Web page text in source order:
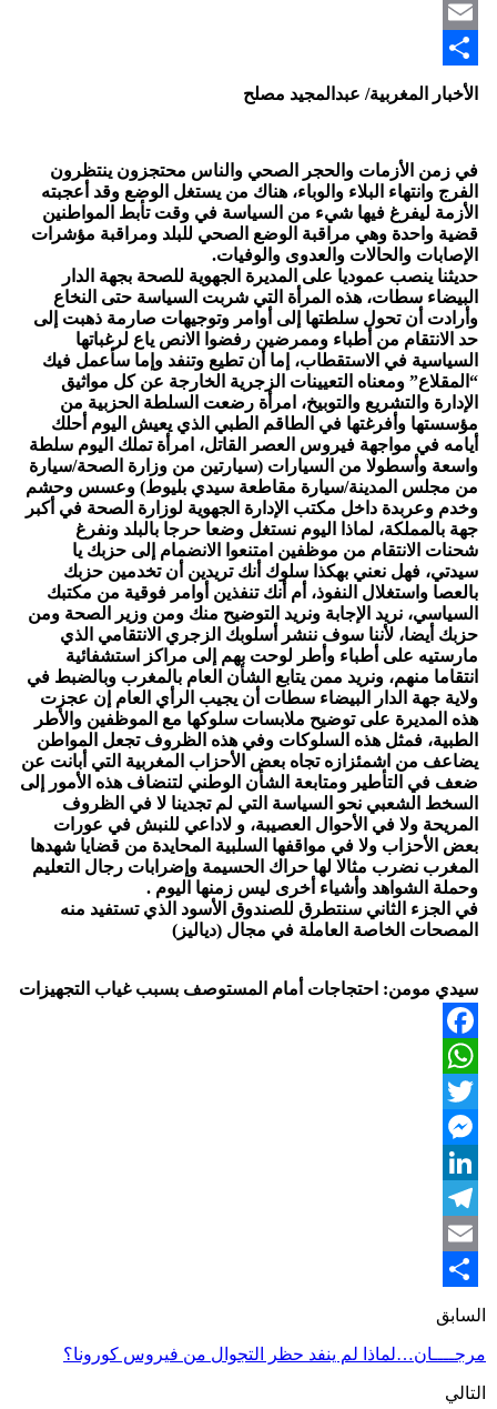
Telegram
Email
Share
الأخبار المغربية/ عبدالمجيد مصلح
في زمن الأزمات والحجر الصحي والناس محتجزون ينتظرون
الفرج وانتهاء البلاء والوباء، هناك من يستغل الوضع وقد أعجبته
الأزمة ليفرغ فيها شيء من السياسة في وقت تأبط المواطنين
قضية واحدة وهي مراقبة الوضع الصحي للبلد ومراقبة مؤشرات
الإصابات والحالات والعدوى والوفيات.
حديثنا ينصب عموديا على المديرة الجهوية للصحة بجهة الدار
البيضاء سطات، هذه المرأة التي شربت السياسة حتى النخاع
وأرادت أن تحول سلطتها إلى أوامر وتوجيهات صارمة ذهبت إلى
حد الانتقام من أطباء وممرضين رفضوا الانص ياع لرغباتها
السياسية في الاستقطاب، إما أن تطيع وتنفد وإما سأعمل فيك
“المقلاع” ومعناه التعيينات الزجرية الخارجة عن كل مواثيق
الإدارة والتشريع والتوبيخ، امرأة رضعت السلطة الحزبية من
مؤسستها وأفرغتها في الطاقم الطبي الذي يعيش اليوم أحلك
أيامه في مواجهة فيروس العصر القاتل، امرأة تملك اليوم سلطة
واسعة وأسطولا من السيارات (سيارتين من وزارة الصحة/سيارة
من مجلس المدينة/سيارة مقاطعة سيدي بليوط) وعسس وحشم
وخدم وعربدة داخل مكتب الإدارة الجهوية لوزارة الصحة في أكبر
جهة بالمملكة، لماذا اليوم نستغل وضعا حرجا بالبلد ونفرغ
شحنات الانتقام من موظفين امتنعوا الانضمام إلى حزبك يا
سيدتي، فهل نعني بهكذا سلوك أنك تريدين أن تخدمين حزبك
بالعصا واستغلال النفوذ، أم أنك تنفذين أوامر فوقية من مكتبك
السياسي، نريد الإجابة ونريد التوضيح منك ومن وزير الصحة ومن
حزبك أيضا، لأننا سوف ننشر أسلوبك الزجري الانتقامي الذي
مارستيه على أطباء وأطر لوحت بهم إلى مراكز استشفائية
انتقاما منهم، ونريد ممن يتابع الشأن العام بالمغرب وبالضبط في
ولاية جهة الدار البيضاء سطات أن يجيب الرأي العام إن عجزت
هذه المديرة على توضيح ملابسات سلوكها مع الموظفين والأطر
الطبية، فمثل هذه السلوكات وفي هذه الظروف تجعل المواطن
يضاعف من اشمئزازه تجاه بعض الأحزاب المغربية التي أبانت عن
ضعف في التأطير ومتابعة الشأن الوطني لتنضاف هذه الأمور إلى
السخط الشعبي نحو السياسة التي لم تجدينا لا في الظروف
المريحة ولا في الأحوال العصيبة، و لاداعي للنبش في عورات
بعض الأحزاب ولا في مواقفها السلبية المحايدة من قضايا شهدها
المغرب نضرب مثالا لها حراك الحسيمة وإضرابات رجال التعليم
وحملة الشواهد وأشياء أخرى ليس زمنها اليوم .
في الجزء الثاني سنتطرق للصندوق الأسود الذي تستفيد منه
المصحات الخاصة العاملة في مجال (دياليز)
سيدي مومن: احتجاجات أمام المستوصف بسبب غياب التجهيزات
Facebook
WhatsApp
Twitter
Messenger
LinkedIn
Telegram
Email
Share
السابق
مرجــــان…لماذا لم ينفد حظر التجوال من فيروس كورونا؟
التالي